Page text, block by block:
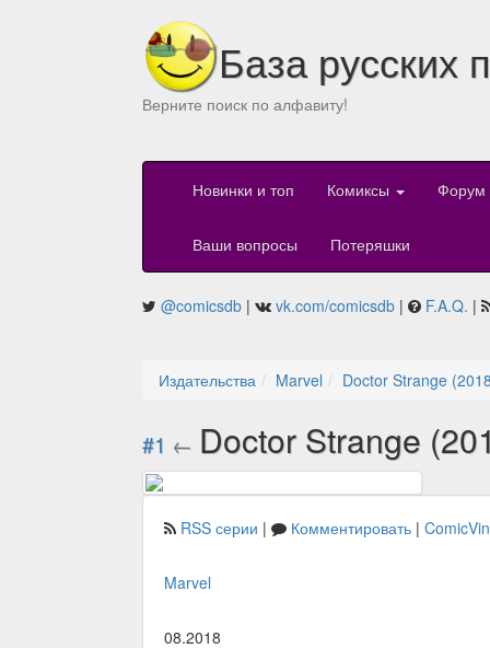
База русских
Верните поиск по алфавиту!
Новинки и топ Комиксы Форум
Ваши вопросы Потеряшки
@comicsdb | vk.com/comicsdb | F.A.Q. |
Издательства Marvel Doctor Strange
#1 ← Doctor Strange
RSS серии | Комментировать |
Marvel
08.2018